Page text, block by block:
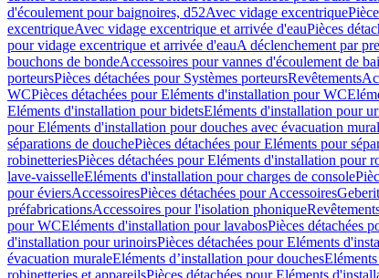
d'écoulement pour baignoires, d52Avec vidage excentrique
excentriqueAvec vidage excentrique et arrivée d'eauPièces
pour vidage excentrique et arrivée d'eauA déclenchement par
bouchons de bondeAccessoires pour vannes d'écoulement de
porteursPièces détachées pour Systèmes porteursRevêtements
WCPièces détachées pour Eléments d'installation pour WC
Eléments d'installation pour bidetsEléments d'installation pour
pour Eléments d'installation pour douches avec évacuation
séparations de douchePièces détachées pour Eléments pour
robinetteriesPièces détachées pour Eléments d'installation pour
lave-vaisselleEléments d'installation pour charges de console
pour éviersAccessoiresPièces détachées pour Accessoires
préfabricationsAccessoires pour l'isolation phonique
pour WCEléments d'installation pour lavabosPièces détachées
d'installation pour urinoirsPièces détachées pour Eléments
évacuation muraleEléments d’installation pour douches
robinetteries et appareilsPièces détachées pour Eléments